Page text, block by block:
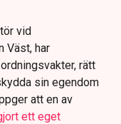
vid
Väst, har
rätt
sin egendom
att en av
ett eget